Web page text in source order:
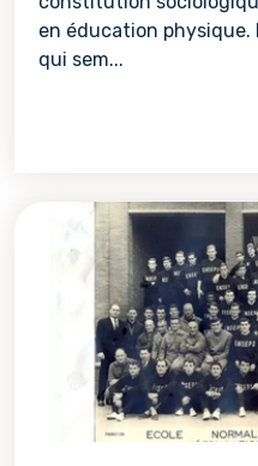
en éducation
qui sem...